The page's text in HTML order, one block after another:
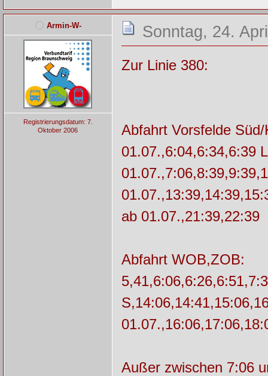
Armin-W-
Registrierungsdatum: 7.
Oktober 2006
Sonntag, 24.
Zur Linie 380:
Abfahrt Vorsfelde
01.07.,6:04,6:34,6:39
ab 01.07.,21:39,22:39
Abfahrt WOB,ZOB:
Außer zwischen 7:06